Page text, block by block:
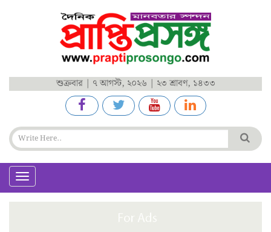
শুক্রবার | ৭ আগস্ট, ২০২৬ | ২৩ শ্রাবণ, ১৪৩৩
Toggle
navigation